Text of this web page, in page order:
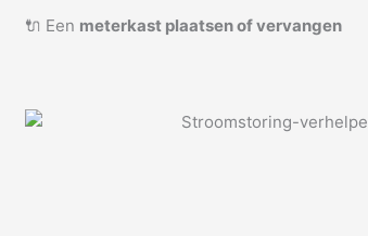
🔌 Een meterkast plaatsen of vervangen